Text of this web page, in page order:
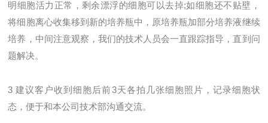
明细胞活力正常，剩余漂浮的细胞可以去掉;如细胞还不贴壁，
将细胞离心收集移到新的培养瓶中，原培养瓶加部分培养液继续
培养，中间注意观察，我们的技术人员会一直跟踪指导，直到问
题解决。
3建议客户收到细胞后前3天各拍几张细胞照片，记录细胞状
态，便于和本公司技术部沟通交流。